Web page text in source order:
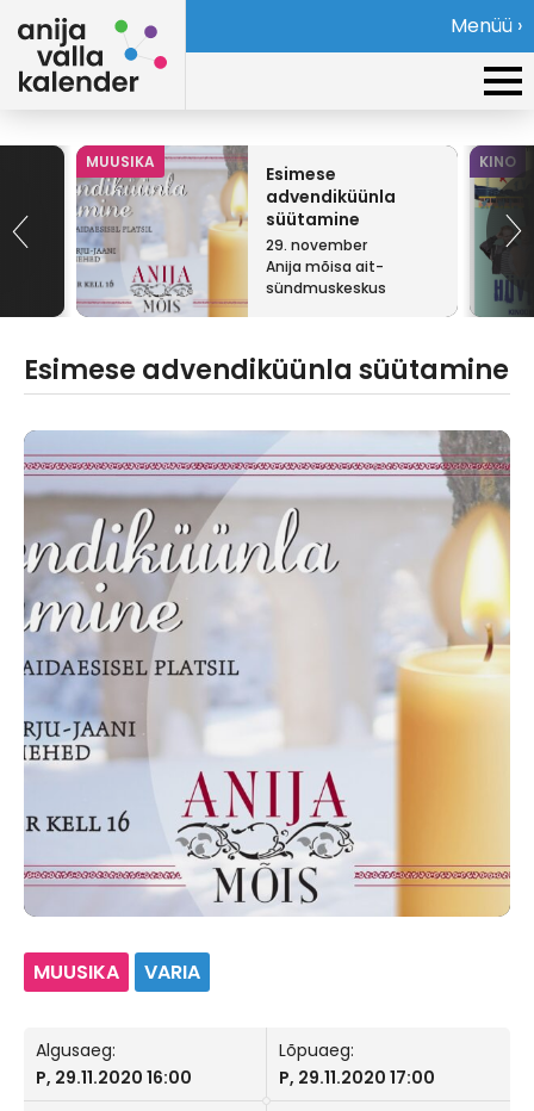
Menüü ›
MUUSIKA
Esimese
advendiküünla
süütamine
29. november
Anija mõisa ait-
sündmuskeskus
KINO
Esimese advendiküünla süütamine
MUUSIKA VARIA
Algusaeg:
P, 29.11.2020 16:00
Lõpuaeg:
P, 29.11.2020 17:00